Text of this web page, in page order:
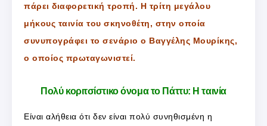
πάρει διαφορετική τροπή. Η τρίτη μεγάλου
μήκους ταινία του σκηνοθέτη, στην οποία
συνυπογράφει το σενάριο ο Βαγγέλης Μουρίκης,
ο οποίος πρωταγωνιστεί.
Πολύ κοριτσίστικο όνομα το Πάττυ: Η ταινία
Είναι αλήθεια ότι δεν είναι πολύ συνηθισμένη η